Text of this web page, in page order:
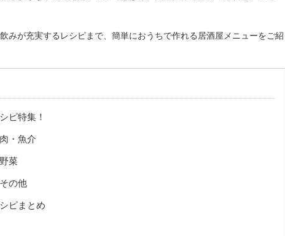
みが充実するレシピまで、簡単におうちで作れる居酒屋メニューをご紹
ピ特集！
・魚介
菜
の他
ピまとめ